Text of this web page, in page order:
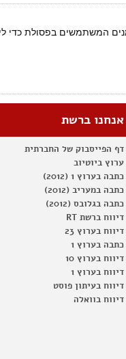
המשתמשים בפסולת כדי
אנחנו ברשת
דף הפייסבוק של החברתית
ערוץ ביוטיוב
כתבה בערוץ 1 (2012)
כתבה במעריב (2012)
כתבה בגלובס (2012)
דיווח ברשת RT
דיווח בערוץ 23
כתבה בערוץ 1
דיווח בערוץ 10
דיווח בערוץ 1
דיווח בעיתון פוסט
דיווח בוואלה